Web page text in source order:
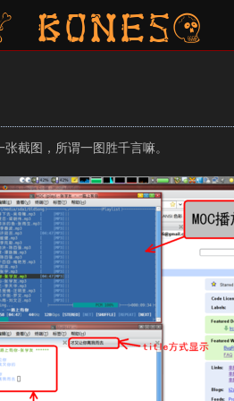
bones?
截图，所谓一图胜千言嘛。